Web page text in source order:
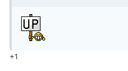
+1